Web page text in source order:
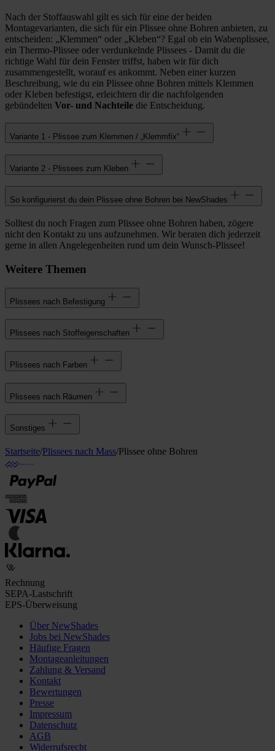
Nach der Stoffauswahl gilt es sich für eine der beiden
Montagevarianten, die sich für ein Plissee ohne Bohren anbieten, zu
entscheiden: „Klemmen“ oder „Kleben“? Egal ob ein Wabenplissee,
ein Thermo-Plissee oder verdunkelnde Plissees - Damit du die
richtige Wahl für dein Fenster triffst, haben wir für dich
zusammengestellt, worauf es ankommt. Neben einer kurzen
Beschreibung, wie du ein Plissee ohne Bohren mittels Klemmen
oder Kleben befestigst, erleichtern dir die nachfolgenden
gebündelten Vor- und Nachteile die Entscheidung.
Variante 1 - Plissee zum Klemmen / „Klemmfix“
Variante 2 - Plissees zum Kleben
So konfigurierst du dein Plissee ohne Bohren bei NewShades
Solltest du noch Fragen zum Plissee ohne Bohren haben, zögere
nicht den Kontakt zu uns aufzunehmen. Wir beraten dich jederzeit
gerne in allen Angelegenheiten rund um dein Wunsch-Plissee!
Weitere Themen
Plissees nach Befestigung
Plissees nach Stoffeigenschaften
Plissees nach Farben
Plissees nach Räumen
Sonstiges
Startseite/Plissees nach Mass/Plissee ohne Bohren
Rechnung
SEPA-Lastschrift
EPS-Überweisung
Über NewShades
Jobs bei NewShades
Häufige Fragen
Montageanleitungen
Zahlung & Versand
Kontakt
Bewertungen
Presse
Impressum
Datenschutz
AGB
Widerrufsrecht